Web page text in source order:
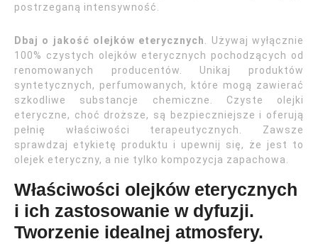
postrzeganą intensywność.
Dbaj o jakość olejków eterycznych
. Używaj wyłącznie
100% czystych olejków eterycznych pochodzących od
renomowanych producentów. Unikaj produktów
syntetycznych, perfumowanych, które mogą zawierać
szkodliwe substancje chemiczne. Czyste olejki
eteryczne, choć droższe, są bezpieczniejsze i oferują
pełnię właściwości terapeutycznych. Zawsze
sprawdzaj etykietę produktu i upewnij się, że jest to
olejek eteryczny, a nie tylko kompozycja zapachowa.
Właściwości olejków eterycznych
i ich zastosowanie w dyfuzji.
Tworzenie idealnej atmosfery.